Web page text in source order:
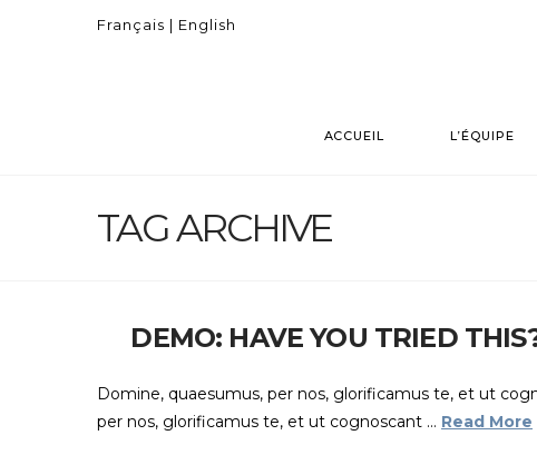
Français | English
ACCUEIL L’ÉQUIPE
TAG ARCHIVE
DEMO: HAVE YOU TRIED
Domine, quaesumus, per nos, glorificamus te, et ut
per nos, glorificamus te, et ut cognoscant … Read More